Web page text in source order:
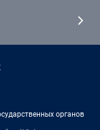
органов